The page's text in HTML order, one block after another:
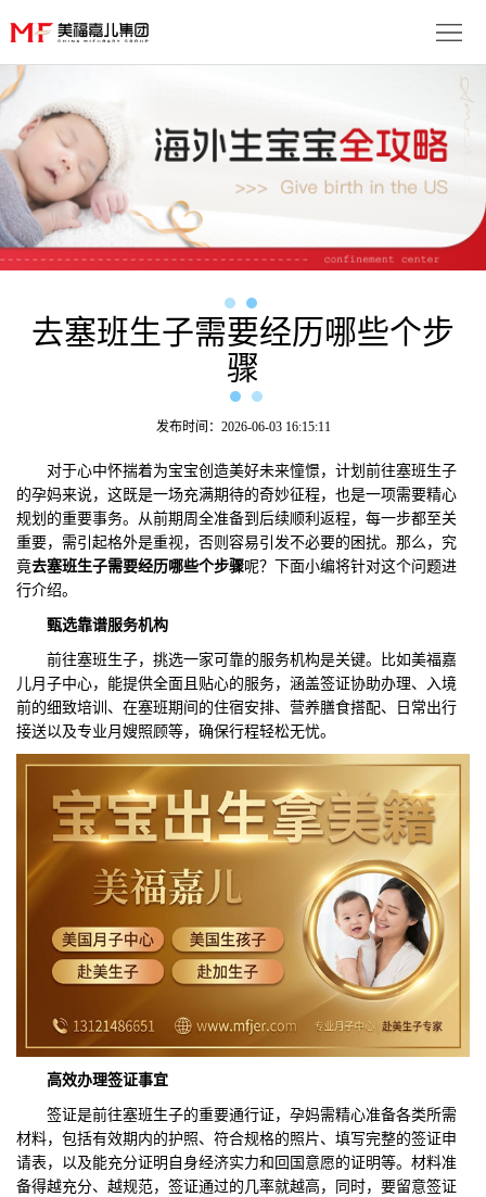
子
优
势
服
务
流
月
子
成
们
评
估
城
市
去塞班生子需要经历哪些个步
骤
发布时间：2026-06-03 16:15:11
对于心中怀揣着为宝宝创造美好未来憧憬，计划前往塞班生子
的孕妈来说，这既是一场充满期待的奇妙征程，也是一项需要精心
规划的重要事务。从前期周全准备到后续顺利返程，每一步都至关
重要，需引起格外是重视，否则容易引发不必要的困扰。那么，究
竟去塞班生子需要经历哪些个步骤呢？下面小编将针对这个问题进
行介绍。
甄选靠谱服务机构
前往塞班生子，挑选一家可靠的服务机构是关键。比如美福嘉
儿月子中心，能提供全面且贴心的服务，涵盖签证协助办理、入境
前的细致培训、在塞班期间的住宿安排、营养膳食搭配、日常出行
接送以及专业月嫂照顾等，确保行程轻松无忧。
高效办理签证事宜
签证是前往塞班生子的重要通行证，孕妈需精心准备各类所需
材料，包括有效期内的护照、符合规格的照片、填写完整的签证申
请表，以及能充分证明自身经济实力和回国意愿的证明等。材料准
备得越充分、越规范，签证通过的几率就越高，同时，要留意签证